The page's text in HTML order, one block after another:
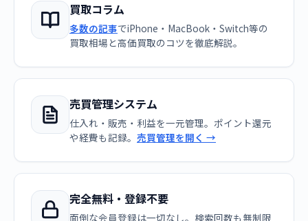
買取コラム
多数の記事でiPhone・MacBook・Switch等の
買取相場と高価買取のコツを徹底解説。
売買管理システム
仕入れ・販売・利益を一元管理。ポイント還元
や経費も記録。 売買管理を開く →
完全無料・登録不要
面倒な会員登録は一切なし。検索回数も無制限